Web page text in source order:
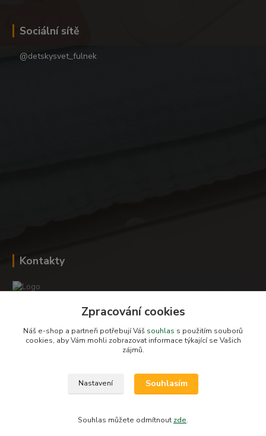
Sociální sítě
@detskysvet_fulnek
Kontakty
+420 604 278 943
obchod-detskysvet@seznam.cz
Zpracování cookies
Náš e-shop a partneři potřebují Váš souhlas s použitím souborů
cookies, aby Vám mohli zobrazovat informace týkající se Vašich
zájmů.
Nastavení Souhlasím
Souhlas můžete odmítnout zde.